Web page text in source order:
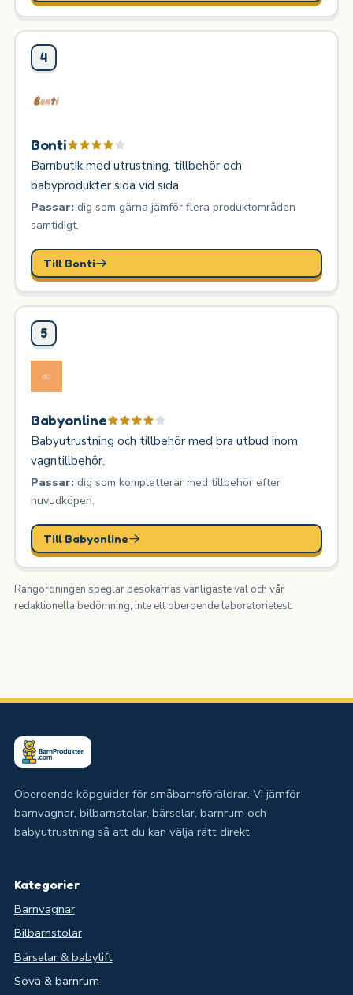
4
Bonti
Barnbutik med utrustning, tillbehör och
babyprodukter sida vid sida.
Passar:dig som gärna jämför flera produktområden
samtidigt.
Till Bonti
5
Babyonline
Babyutrustning och tillbehör med bra utbud inom
vagntillbehör.
Passar:dig som kompletterar med tillbehör efter
huvudköpen.
Till Babyonline
Rangordningen speglar besökarnas vanligaste val och vår
redaktionella bedömning, inte ett oberoende laboratorietest.
Oberoende köpguider för småbarnsföräldrar. Vi jämför
barnvagnar, bilbarnstolar, bärselar, barnrum och
babyutrustning så att du kan välja rätt direkt.
Kategorier
Barnvagnar
Bilbarnstolar
Bärselar & babylift
Sova & barnrum